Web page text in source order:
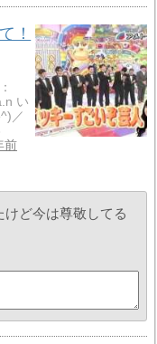
！
い
／
前
ど今は尊敬してる